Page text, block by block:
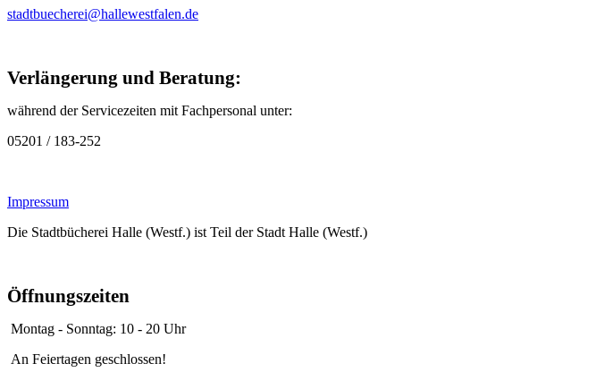
stadtbuecherei@hallewestfalen.de
Verlängerung und Beratung:
während der Servicezeiten mit Fachpersonal unter:
05201 / 183-252
Impressum
Die Stadtbücherei Halle (Westf.) ist Teil der Stadt Halle (Westf.)
Öffnungszeiten
Montag - Sonntag: 10 - 20 Uhr
An Feiertagen geschlossen!